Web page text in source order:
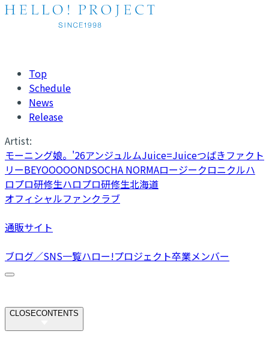
Top
Schedule
News
Release
Artist:
モーニング娘。'26アンジュルムJuice=Juiceつばきファクト
リーBEYOOOOONDSOCHA NORMAロージークロニクルハ
ロプロ研修生ハロプロ研修生北海道
オフィシャルファンクラブ
通販サイト
ブログ／SNS一覧ハロー!プロジェクト卒業メンバー
CLOSECONTENTS